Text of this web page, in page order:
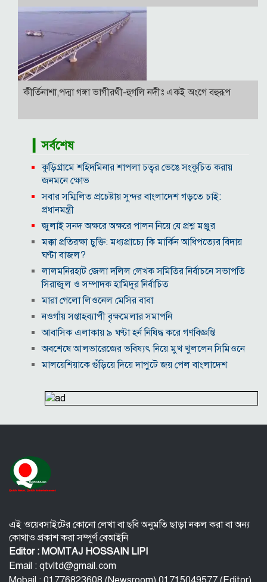
কীর্তিনাশা,পদ্মা গঙ্গা ভাগীরথী-হুগলি নদীঃ একই অংগে বহুরূপ
▎সর্বশেষ
কুড়িগ্রামে শহিদমিনার শাপলা চত্বর ভেঙে সংকুচিত করায়
জনমনে ক্ষোভ
সবার সম্মিলিত প্রচেষ্টায় সুন্দর বাংলাদেশ গড়তে চাই:
প্রধানমন্ত্রী
জুলাই সনদ অক্ষরে অক্ষরে পালন নিয়ে যে প্রশ্ন মঞ্জুর
মক্কা প্রতিরক্ষা চুক্তি: মধ্যপ্রাচ্যে কি মার্কিন আধিপত্যের বিদায়
ঘণ্টা বাজল?
‎লালমনিরহাট জেলা দলিল লেখক সমিতির নির্বাচনে সভাপতি
সিরাজুল ও সম্পাদক হামিদুর নির্বাচিত
মারা গেলো লিওনেল মেসির বাবা
নওগাঁয় সপ্তাহব্যাপী বৃক্ষমেলার সমাপনি
আবাসিক এলাকায় ৯ ঘণ্টা হর্ন নিষিদ্ধ করে গণবিজ্ঞপ্তি
অবশেষে আলভারেজের ভবিষ্যৎ নিয়ে মুখ খুললেন সিমিওনে
মালয়েশিয়াকে গুঁড়িয়ে দিয়ে দাপুটে জয় পেল বাংলাদেশ
ইনফান্তিনো
কাজের ঘণ্টা নয়, উৎপাদনশীলতাই হোক জাতীয় সমৃদ্ধির
সব তথ্য
সরকারের কাজে কোনো গাফিলতি হলে কঠোর ব্যবস্থা নিচ্ছেন
এই ওয়েবসাইটের কোনো লেখা বা ছবি অনুমতি ছাড়া নকল করা বা অন্য
কোথাও প্রকাশ করা সম্পূর্ণ বেআইনি
Editor : MOMTAJ HOSSAIN LIPI
Email : qtvltd@gmail.com